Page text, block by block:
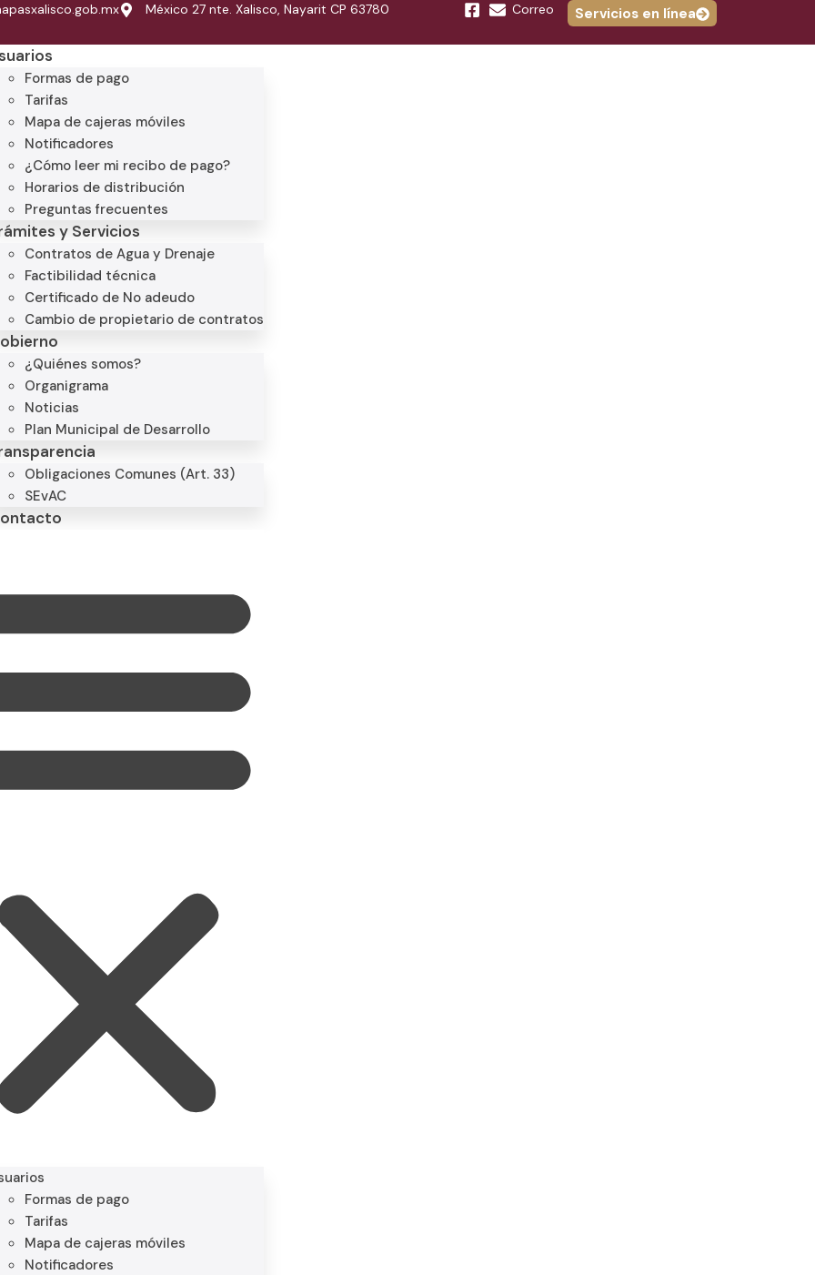
México 27 nte. Xalisco, Nayarit CP 63780 Correo Servicios en línea
Formas de pago
Tarifas
Mapa de cajeras móviles
Notificadores
¿Cómo leer mi recibo de pago?
Horarios de distribución
Preguntas frecuentes
y Servicios
Contratos de Agua y Drenaje
Factibilidad técnica
Certificado de No adeudo
Cambio de propietario de contratos
¿Quiénes somos?
Organigrama
Noticias
Plan Municipal de Desarrollo
Obligaciones Comunes (Art. 33)
SEvAC
Formas de pago
Tarifas
Mapa de cajeras móviles
Notificadores